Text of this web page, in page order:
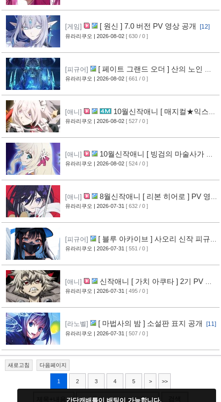
[게임] [ 원신 ] 7.0 버전 PV 영상 공개 [12]
유라리쿠오 | 2026-08-02 [ 630 / 0 ]
[피규어]
[ 페이트 그랜드 오더 ] 산의 노인 신
작 피규어 공개 [17]
유라리쿠오 | 2026-08-02 [ 661 / 0 ]
[애니]
10월신작애니 [ 매지컬★익스플
로러 ] PV 영상 공개 [12]
유라리쿠오 | 2026-08-02 [ 527 / 0 ]
[애니]
10월신작애니 [ 빙검의 마술사가 세
계를 다스린다 ] 2기 PV 영상 공개
유라리쿠오 | 2026-08-02 [ 524 / 0 ]
[애니]
8월신작애니 [ 리본 히어로 ] PV 영
상 공개
[11]
유라리쿠오 | 2026-07-31 [ 632 / 0 ]
[피규어]
[ 블루 아카이브 ] 사오리 신작 피규어
공개 [10]
유라리쿠오 | 2026-07-31 [ 551 / 0 ]
[애니]
신작애니 [ 가치 아쿠타 ] 2기 PV 영
상 공개
[13]
유라리쿠오 | 2026-07-31 [ 495 / 0 ]
[라노벨] [ 마법사의 밤 ] 소설판 표지 공개 [11]
유라리쿠오 | 2026-07-31 [ 507 / 0 ]
새로고침 다음페이지
1 2 3 4 5 > >>
간단캐배틀이 배팅이 가능합니다.